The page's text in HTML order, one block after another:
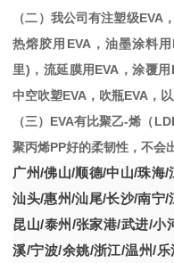
（二）我公司有注塑级EVA
热熔胶用 EVA，油墨涂料用
里) ，流延膜用EVA ，涂覆用
中空吹塑EVA ，吹瓶EVA ，
（三） EVA有比聚乙-烯（
聚丙烯PP好的柔韧性，不会
广州/佛山/顺德/中山/珠海/
汕头/惠州/汕尾/长沙/南宁/
昆山/泰州 /张家港/武进/小
溪/宁波/余姚/浙江/温州/乐